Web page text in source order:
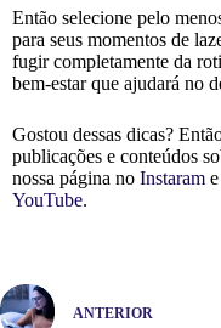
Então selecione pelo
para seus momentos de
fugir completamente da
bem-estar que ajudará no
Gostou dessas dicas?
publicações e conteúdos
nossa página no Instaram
YouTube.
ANTERIOR